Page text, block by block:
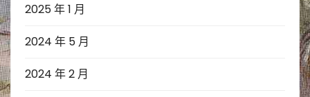
2025 年 1 月
2024 年 5 月
2024 年 2 月